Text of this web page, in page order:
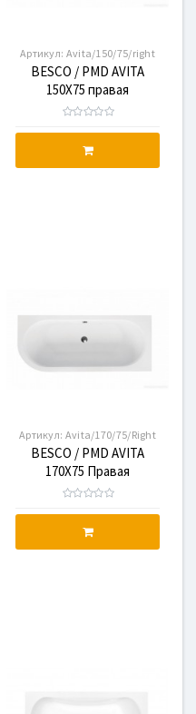
Артикул: Avita/150/75/right
BESCO / PMD AVITA
150X75 правая
Артикул: Avita/170/75/Right
BESCO / PMD AVITA
170X75 Правая